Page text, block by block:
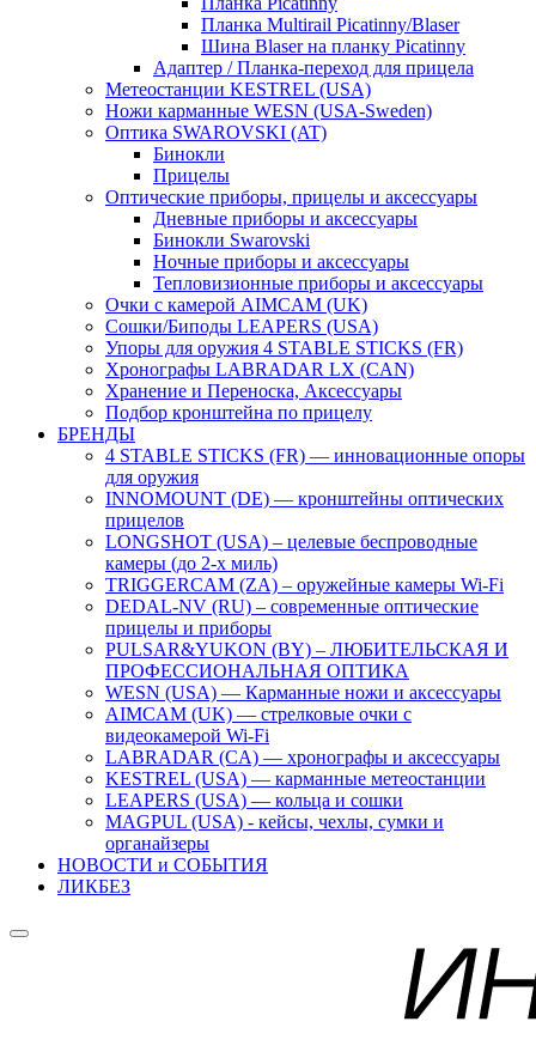
Планка Multirail Picatinny/Blaser
Шина Blaser на планку Picatinny
Адаптер / Планка-переход для прицела
Метеостанции KESTREL (USA)
Ножи карманные WESN (USA-Sweden)
Оптика SWAROVSKI (AT)
Бинокли
Прицелы
Оптические приборы, прицелы и аксессуары
Дневные приборы и аксессуары
Бинокли Swarovski
Ночные приборы и аксессуары
Тепловизионные приборы и аксессуары
Очки с камерой AIMCAM (UK)
Сошки/Биподы LEAPERS (USA)
Упоры для оружия 4 STABLE STICKS (FR)
Хронографы LABRADAR LX (CAN)
Хранение и Переноска, Аксессуары
Подбор кронштейна по прицелу
БРЕНДЫ
4 STABLE STICKS (FR) — инновационные опоры
для оружия
INNOMOUNT (DE) — кронштейны оптических
прицелов
LONGSHOT (USA) – целевые беспроводные
камеры (до 2-х миль)
TRIGGERCAM (ZA) – оружейные камеры Wi-Fi
DEDAL-NV (RU) – современные оптические
прицелы и приборы
PULSAR&YUKON (BY) – ЛЮБИТЕЛЬСКАЯ И
ПРОФЕССИОНАЛЬНАЯ ОПТИКА
WESN (USA) — Карманные ножи и аксессуары
AIMCAM (UK) — стрелковые очки с
видеокамерой Wi-Fi
LABRADAR (CA) — хронографы и аксессуары
KESTREL (USA) — карманные метеостанции
LEAPERS (USA) — кольца и сошки
MAGPUL (USA) - кейсы, чехлы, сумки и
органайзеры
НОВОСТИ и СОБЫТИЯ
ЛИКБЕЗ